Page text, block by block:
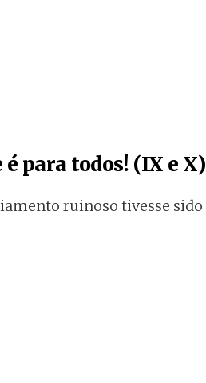
para todos! (IX e X)
ruinoso tivesse sido